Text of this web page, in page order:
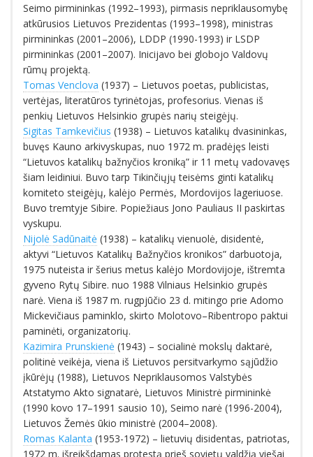
Seimo pirmininkas (1992–1993), pirmasis nepriklausomybę
atkūrusios Lietuvos Prezidentas (1993–1998), ministras
pirmininkas (2001–2006), LDDP (1990-1993) ir LSDP
pirmininkas (2001–2007). Inicijavo bei globojo Valdovų
rūmų projektą.
Tomas Venclova (1937) – Lietuvos poetas, publicistas,
vertėjas, literatūros tyrinėtojas, profesorius. Vienas iš
penkių Lietuvos Helsinkio grupės narių steigėjų.
Sigitas Tamkevičius (1938) – Lietuvos katalikų dvasininkas,
buvęs Kauno arkivyskupas, nuo 1972 m. pradėjęs leisti
“Lietuvos katalikų bažnyčios kroniką” ir 11 metų vadovavęs
šiam leidiniui. Buvo tarp Tikinčiųjų teisėms ginti katalikų
komiteto steigėjų, kalėjo Permės, Mordovijos lageriuose.
Buvo tremtyje Sibire. Popiežiaus Jono Pauliaus II paskirtas
vyskupu.
Nijolė Sadūnaitė (1938) – katalikų vienuolė, disidentė,
aktyvi “Lietuvos Katalikų Bažnyčios kronikos” darbuotoja,
1975 nuteista ir šerius metus kalėjo Mordovijoje, ištremta
gyveno Rytų Sibire. nuo 1988 Vilniaus Helsinkio grupės
narė. Viena iš 1987 m. rugpjūčio 23 d. mitingo prie Adomo
Mickevičiaus paminklo, skirto Molotovo–Ribentropo paktui
paminėti, organizatorių.
Kazimira Prunskienė (1943) – socialinė mokslų daktarė,
politinė veikėja, viena iš Lietuvos persitvarkymo sąjūdžio
įkūrėjų (1988), Lietuvos Nepriklausomos Valstybės
Atstatymo Akto signatarė, Lietuvos Ministrė pirmininkė
(1990 kovo 17–1991 sausio 10), Seimo narė (1996-2004),
Lietuvos Žemės ūkio ministrė (2004–2008).
Romas Kalanta (1953-1972) – lietuvių disidentas, patriotas,
1972 m. išreikšdamas protestą prieš sovietų valdžią viešai